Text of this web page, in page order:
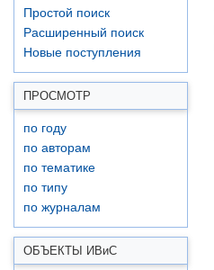
Простой поиск
Расширенный поиск
Новые поступления
ПРОСМОТР
по году
по авторам
по тематике
по типу
по журналам
ОБЪЕКТЫ ИВиС